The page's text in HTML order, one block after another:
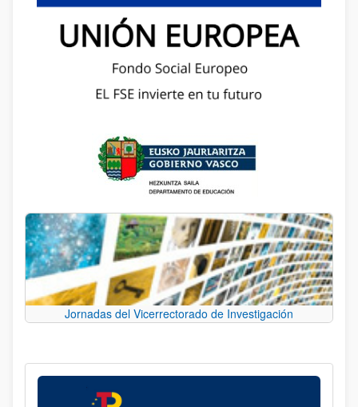
Jornadas del Vicerrectorado de Investigación